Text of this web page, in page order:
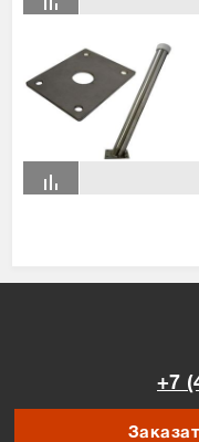
+7